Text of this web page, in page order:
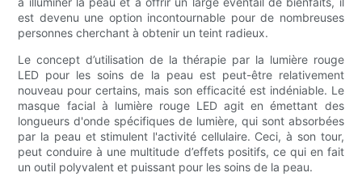
est devenu une option incontournable pour de nombreuses
personnes cherchant à obtenir un teint radieux.
Le concept d’utilisation de la thérapie par la lumière rouge
LED pour les soins de la peau est peut-être relativement
nouveau pour certains, mais son efficacité est indéniable. Le
masque facial à lumière rouge LED agit en émettant des
longueurs d'onde spécifiques de lumière, qui sont absorbées
par la peau et stimulent l'activité cellulaire. Ceci, à son tour,
peut conduire à une multitude d’effets positifs, ce qui en fait
un outil polyvalent et puissant pour les soins de la peau.